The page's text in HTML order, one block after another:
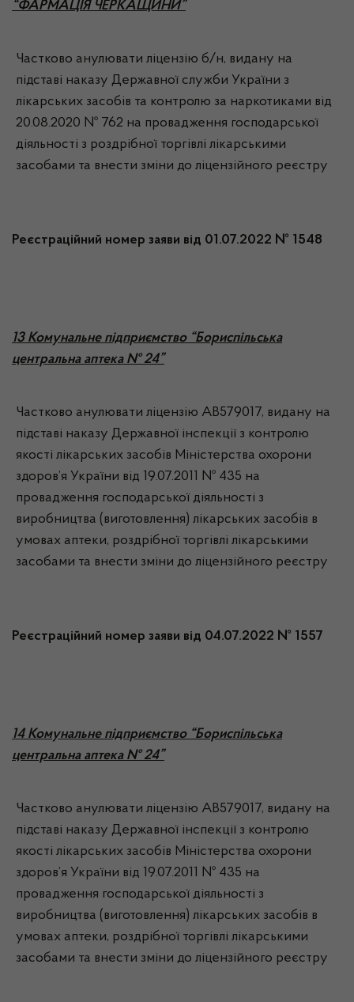
“ФАРМАЦІЯ ЧЕРКАЩИНИ”
Частково анулювати ліцензію б/н, видану на
підставі наказу Державної служби України з
лікарських засобів та контролю за наркотиками від
20.08.2020 № 762 на провадження господарської
діяльності з роздрібної торгівлі лікарськими
засобами та внести зміни до ліцензійного реєстру
Реєстраційний номер заяви від 01.07.2022 № 1548
13 Комунальне підприємство “Бориспільська
центральна аптека № 24”
Частково анулювати ліцензію АВ579017, видану на
підставі наказу Державної інспекції з контролю
якості лікарських засобів Міністерства охорони
здоров’я України від 19.07.2011 № 435 на
провадження господарської діяльності з
виробництва (виготовлення) лікарських засобів в
умовах аптеки, роздрібної торгівлі лікарськими
засобами та внести зміни до ліцензійного реєстру
Реєстраційний номер заяви від 04.07.2022 № 1557
14 Комунальне підприємство “Бориспільська
центральна аптека № 24”
Частково анулювати ліцензію АВ579017, видану на
підставі наказу Державної інспекції з контролю
якості лікарських засобів Міністерства охорони
здоров’я України від 19.07.2011 № 435 на
провадження господарської діяльності з
виробництва (виготовлення) лікарських засобів в
умовах аптеки, роздрібної торгівлі лікарськими
засобами та внести зміни до ліцензійного реєстру